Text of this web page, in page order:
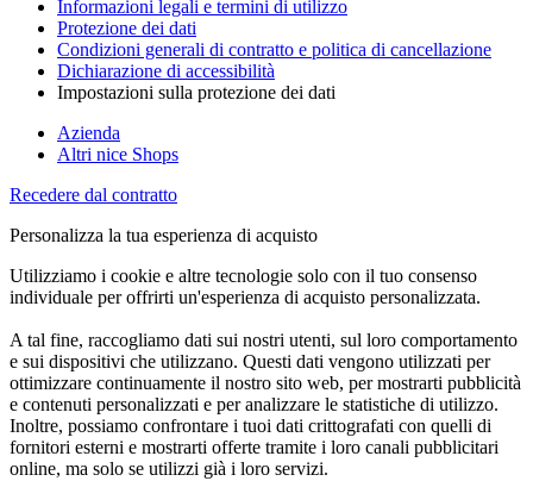
Informazioni legali e termini di utilizzo
Protezione dei dati
Condizioni generali di contratto e politica di cancellazione
Dichiarazione di accessibilità
Impostazioni sulla protezione dei dati
Azienda
Altri nice Shops
Recedere dal contratto
Personalizza la tua esperienza di acquisto
Utilizziamo i cookie e altre tecnologie solo con il tuo consenso
individuale per offrirti un'esperienza di acquisto personalizzata.
A tal fine, raccogliamo dati sui nostri utenti, sul loro comportamento
e sui dispositivi che utilizzano. Questi dati vengono utilizzati per
ottimizzare continuamente il nostro sito web, per mostrarti pubblicità
e contenuti personalizzati e per analizzare le statistiche di utilizzo.
Inoltre, possiamo confrontare i tuoi dati crittografati con quelli di
fornitori esterni e mostrarti offerte tramite i loro canali pubblicitari
online, ma solo se utilizzi già i loro servizi.